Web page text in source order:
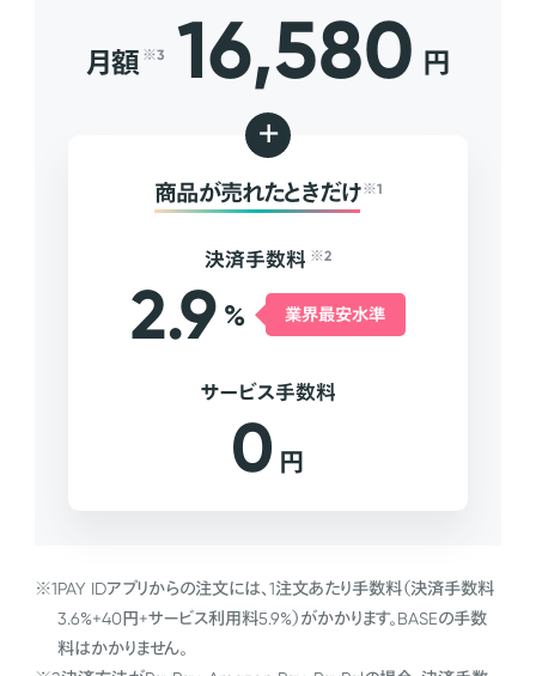
月額 ※3 16,580 円
+
商品が売れたときだけ ※1
決済手数料 ※2
2.9 % 業界最安水準
サービス手数料
0 円
※1PAY IDアプリからの注文には、1注文あたり手数料（決済手数料
3.6%+40円+サービス利用料5.9%）がかかります。BASEの手数
料はかかりません。